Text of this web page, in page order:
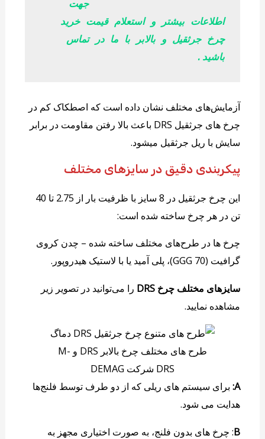
چرخ جرثقیل و بالابر با ما در تماس
باشید.
آزمایش‌های مختلف نشان داده است که اصطکاک کم در
چرخ های جرثقیل DRS باعث بالا رفتن مقاومت در برابر
سایش با ریل جرثقیل میشود.
پیکربندی دقیق در سایزهای مختلف
این چرخ جرثقیل در 8 سایز با ظرفیت بار از 2.75 تا 40
تن در هر چرخ ساخته شده است:
چرخ ها در طرح‌های مختلف ساخته شده – چدن کروی
گرافیت (GGG 70)، پلی آمید یا با لاستیک هیدروپور.
سایزهای مختلف چرخ DRS
را می‌توانید در تصویر زیر
مشاهده نمایید.
طرح های مختلف چرخ بالابر DRS و M-
DRS شرکت DEMAG
A:برای سیستم های ریلی که از دو طرف توسط فلنج‌ها
هدایت می شود.
B: چرخ های بدون فلنج، به صورت اختیاری مجهز به